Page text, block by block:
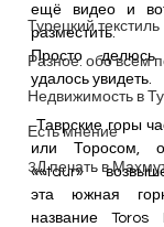
Турецкий текстиль
Разное: обо всем
Недвижимость в
Есть мнение
3Д печать в
ещё видео и
разместить.
Просто делюсь
удалось увидеть.
Таврские горы часто называют Тавром
или Торосом,
««taur» -
эта южная
название Toros